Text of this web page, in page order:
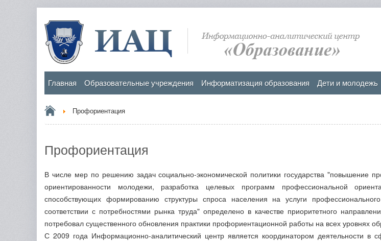
Главная Образовательные учреждения Информатизация образования Дети и молодежь
Профориентация
Профориентация
В числе мер по решению задач социально-экономической политики государства "повышение
ориентированности молодежи, разработка целевых программ профессиональной
способствующих формированию структуры спроса населения на услуги
соответствии с потребностями рынка труда" определено в качестве приоритетного
потребовал существенного обновления практики профориентационной работы на всех уровнях
С 2009 года Информационно-аналитический центр является координатором деятельности в